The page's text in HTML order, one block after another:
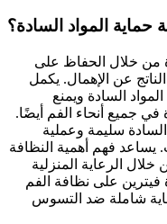
المواد السادة؟
من خلال الحفاظ على
عن الإهمال. يكمل
السادة ويمنع
جميع أنحاء الفم أيضًا.
سليمة وعملية
يساعد فهم أهمية النظافة
الرعاية المنزلية
فيترين على نظافة الفم
شاملة ضد التسوس